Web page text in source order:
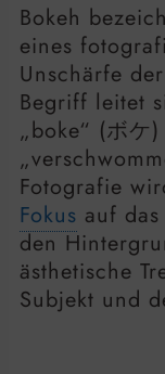
Bokeh
eines
Unschärfe der
Begriff leitet
„boke“ (ボケ
Fotografie
Fokus auf
den
ästhetische
Subjekt und